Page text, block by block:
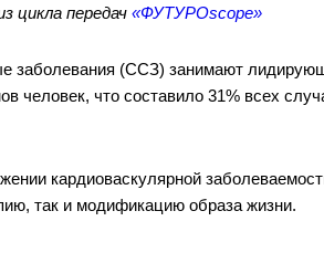
цикла передач «ФУТУРОscope»
заболевания (ССЗ) занимают
человек, что составило 31% всех
кардиоваскулярной
так и модификацию образа жизни.